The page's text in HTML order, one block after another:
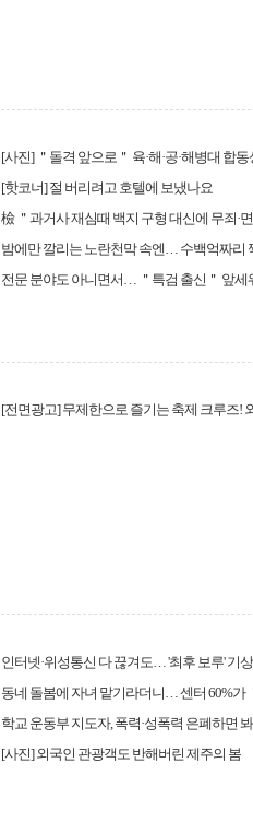
[사진] ＂돌격 앞으로＂ 육·해·공·해병대 합
[핫코너] 절 버리려고 호텔에 보냈나요
檢 ＂과거사 재심때 백지 구형 대신에 무죄·
밤에만 깔리는 노란천막 속엔… 수백억짜리
전문 분야도 아니면서… ＂특검 출신＂ 앞세
[전면광고] 무제한으로 즐기는 축제 크루즈!
인터넷·위성통신 다 끊겨도… '최후 보루' 기
동네 돌봄에 자녀 맡기라더니… 센터 60%가
학교 운동부 지도자, 폭력·성폭력 은폐하면
[사진] 외국인 관광객도 반해버린 제주의 봄